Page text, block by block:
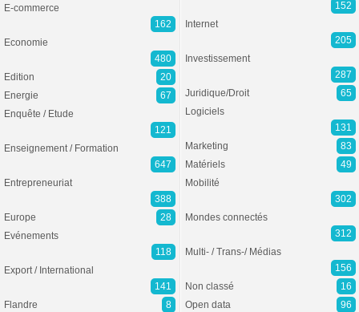
E-commerce
162
Economie
480
Edition
20
Energie
67
Enquête / Etude
121
Enseignement / Formation
647
Entrepreneuriat
388
Europe
28
Evénements
118
Export / International
141
Flandre
8
152
Internet
205
Investissement
287
Juridique/Droit
65
Logiciels
131
Marketing
83
Matériels
49
Mobilité
302
Mondes connectés
312
Multi- / Trans-/ Médias
156
Non classé
16
Open data
96